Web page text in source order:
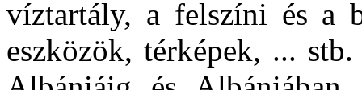
víztartály, a felszíni és a
eszközök, térképek, ...